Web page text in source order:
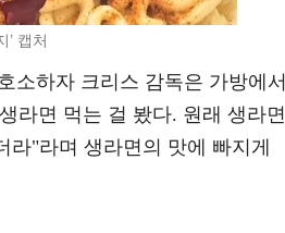
캡처
소하자 크리스 감독은 가방에서
라면 먹는 걸 봤다. 원래 생라면
"라며 생라면의 맛에 빠지게